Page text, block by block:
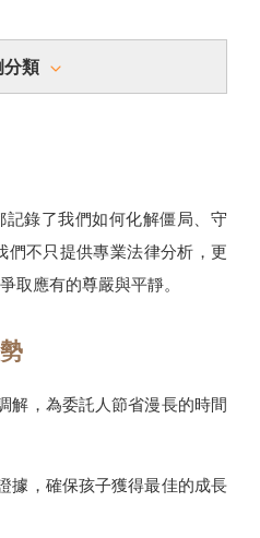
類
錄了我們如何化解僵局、守
們不只提供專業法律分析，更
取應有的尊嚴與平靜。
解，為委託人節省漫長的時間
據，確保孩子獲得最佳的成長